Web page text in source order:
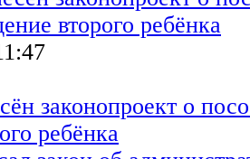
законопроект о
ребёнка